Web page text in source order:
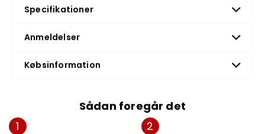
Specifikationer
Anmeldelser
Købsinformation
Sådan foregår det
1
2